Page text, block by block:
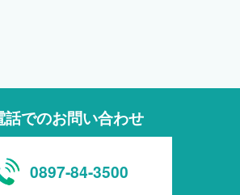
話でのお問い合わせ
0897-84-3500